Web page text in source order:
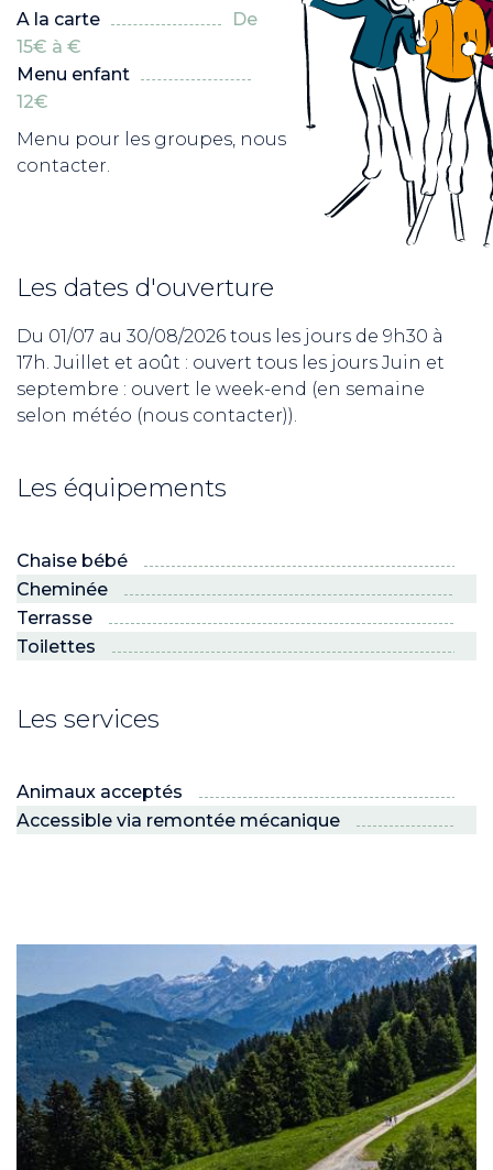
A la carte
De
15€ à €
Menu enfant
12€
Menu pour les groupes, nous
contacter.
Les dates d'ouverture
Du 01/07 au 30/08/2026 tous les jours de 9h30 à
17h. Juillet et août : ouvert tous les jours Juin et
septembre : ouvert le week-end (en semaine
selon météo (nous contacter)).
Les équipements
Chaise bébé
Cheminée
Terrasse
Toilettes
Les services
Animaux acceptés
Accessible via remontée mécanique